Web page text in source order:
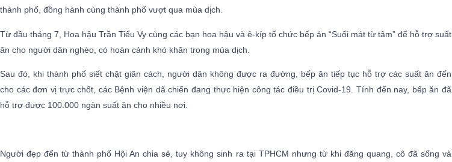
thành phố, đồng hành cùng thành phố vượt qua mùa dịch.
Từ đầu tháng 7, Hoa hậu Trần Tiểu Vy cùng các bạn hoa hậu và ê-kíp tổ chức bếp ăn “Suối mát từ tâm” để hỗ trợ suất
ăn cho người dân nghèo, có hoàn cảnh khó khăn trong mùa dịch.
Sau đó, khi thành phố siết chặt giãn cách, người dân không được ra đường, bếp ăn tiếp tục hỗ trợ các suất ăn đến
cho các đơn vị trực chốt, các Bệnh viện dã chiến đang thực hiện công tác điều trị Covid-19. Tính đến nay, bếp ăn đã
hỗ trợ được 100.000 ngàn suất ăn cho nhiều nơi.
Người đẹp đến từ thành phố Hội An chia sẻ, tuy không sinh ra tại TPHCM nhưng từ khi đăng quang, cô đã sống và